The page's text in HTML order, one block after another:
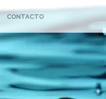
CONTACTO